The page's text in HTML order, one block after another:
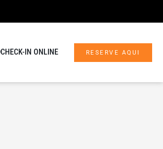
CHECK-IN ONLINE RESERVE AQUI